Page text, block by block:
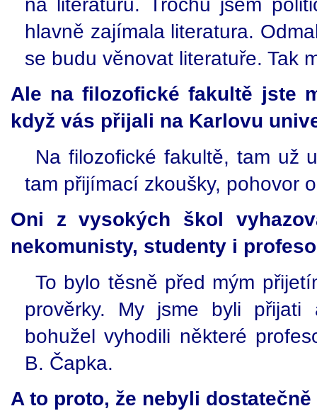
hlavně zajímala literatura.
se budu věnovat literatuře. Tak
Ale na filozofické fakultě jste
když vás přijali na Karlovu
Na filozofické fakultě, tam už
tam přijímací zkoušky, pohovor
Oni z vysokých škol
nekomunisty, studenty i
To bylo těsně před mým
prověrky. My jsme byli
bohužel vyhodili některé
B. Čapka.
A to proto, že nebyli